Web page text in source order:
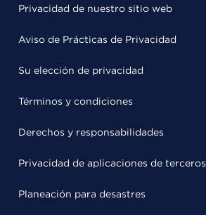
Privacidad de nuestro sitio web
Aviso de Prácticas de Privacidad
Su elección de privacidad
Términos y condiciones
Derechos y responsabilidades
Privacidad de aplicaciones de terceros
Planeación para desastres